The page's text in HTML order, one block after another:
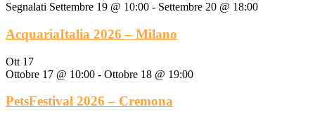
Segnalati Settembre 19 @ 10:00 - Settembre 20 @ 18:00
AcquariaItalia 2026 – Milano
Ott 17
Ottobre 17 @ 10:00 - Ottobre 18 @ 19:00
PetsFestival 2026 – Cremona